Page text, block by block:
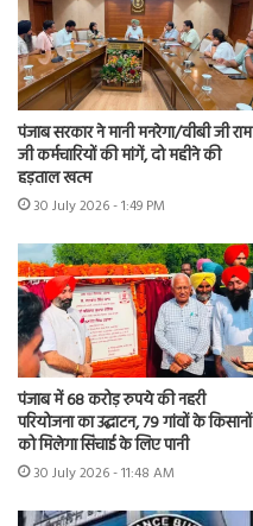
पंजाब सरकार ने मानी मनरेगा/वीबी जी राम
जी कर्मचारियों की मांगें, दो महीने की
हड़ताल खत्म
30 July 2026 - 1:49 PM
पंजाब में 68 करोड़ रुपये की नहरी
परियोजना का उद्घाटन, 79 गांवों के किसानों
को मिलेगा सिंचाई के लिए पानी
30 July 2026 - 11:48 AM